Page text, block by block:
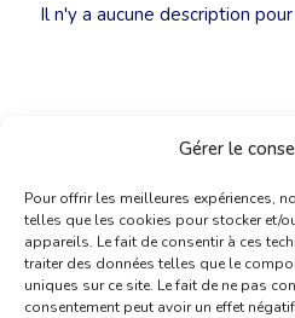
Gérer le
Pour offrir les meilleures expériences,
telles que les cookies pour stocker et/
appareils. Le fait de consentir à ces
traiter des données telles que le
uniques sur ce site. Le fait de ne pas
consentement peut avoir un effet
Il n'y a aucune description